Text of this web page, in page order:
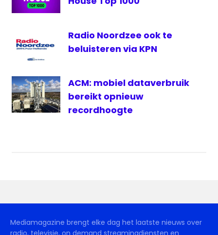
Radio
West
Reclame
Commissie
voetbal
Zoetermeer
Radio Noordzee ook te
beluisteren via KPN
ACM: mobiel dataverbruik
bereikt opnieuw
recordhoogte
Mediamagazine brengt elke dag het laatste nieuws over